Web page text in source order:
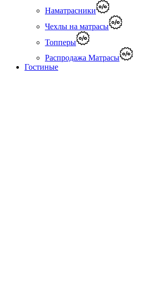
Наматрасники
Чехлы на матрасы
Топперы
Распродажа Матрасы
Гостиные